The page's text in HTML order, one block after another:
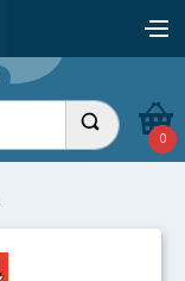
Udfør søgning
0